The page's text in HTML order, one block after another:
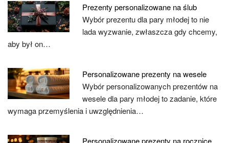
Prezenty personalizowane na ślub
Wybór prezentu dla pary młodej to nie
lada wyzwanie, zwłaszcza gdy chcemy,
aby był on…
Personalizowane prezenty na wesele
Wybór personalizowanych prezentów na
wesele dla pary młodej to zadanie, które
wymaga przemyślenia i uwzględnienia…
Personalizowane prezenty na rocznicę